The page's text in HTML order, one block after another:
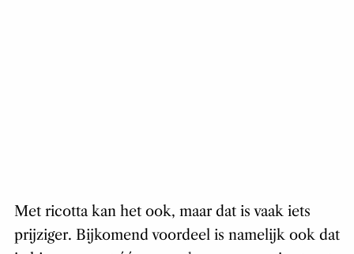
Met ricotta kan het ook, maar dat is vaak iets
prijziger. Bijkomend voordeel is namelijk ook dat